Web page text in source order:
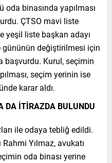
oda binasında yapılması
ÇTSO mavi liste
yeşil liste başkan adayı
gününün değiştirilmesi için
başvurdu. Kurul, seçimin
seçim yerinin ise
karar aldı.
DA İTİRAZDA BULUNDU
ile odaya tebliğ edildi.
Yılmaz, avukatı
oda binası yerine